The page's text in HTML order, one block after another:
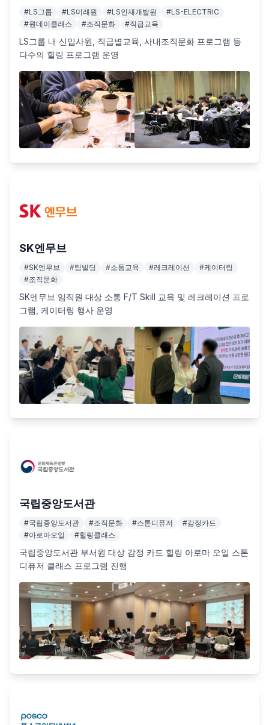
#LS그룹 #LS미래원 #LS인재개발원 #LS-ELECTRIC
#원데이클래스 #조직문화 #직급교육
LS그룹 내 신입사원, 직급별교육, 사내조직문화 프로그램 등
다수의 힐링 프로그램 운영
SK엔무브
#SK엔무브 #팀빌딩 #소통교육 #레크레이션 #케이터링
#조직문화
SK엔무브 임직원 대상 소통 F/T Skill 교육 및 레크레이션 프로
그램, 케이터링 행사 운영
국립중앙도서관
#국립중앙도서관 #조직문화 #스톤디퓨저 #감정카드
#아로마오일 #힐링클래스
국립중앙도서관 부서원 대상 감정 카드 힐링 아로마 오일 스톤
디퓨저 클래스 프로그램 진행